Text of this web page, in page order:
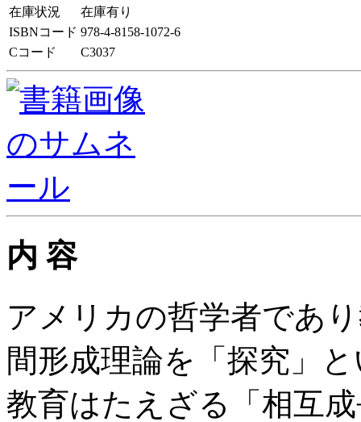
在庫状況
在庫有り
ISBNコード 978-4-8158-1072-6
Cコード
C3037
内 容
アメリカの哲学者であ
間形成理論を「探究」
教育はたえざる「相互